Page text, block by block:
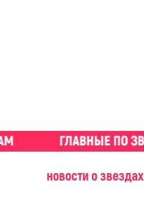
новости о звездах